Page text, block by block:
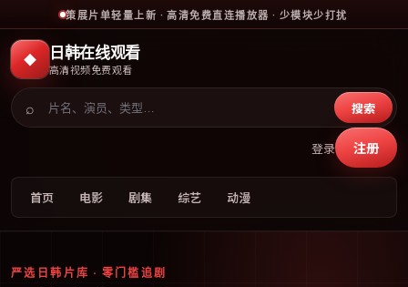
策展片单轻量上新 · 高清免费直连播放器 · 少模块少打扰
◆ 日韩在线观看
高清视频免费观看
首页 电影 剧集 综艺 动漫
⌕ 搜索
登录 注册
严选日韩片库 · 零门槛追剧